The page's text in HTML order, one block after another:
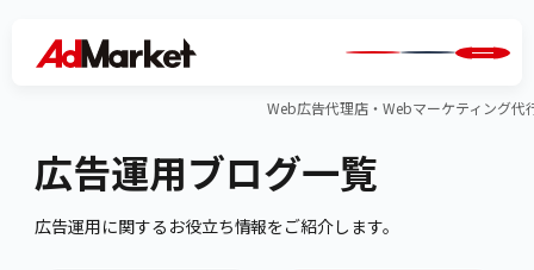
Web広告代理店・Webマーケティング代
広告運用ブログ一覧
広告運用に関するお役立ち情報をご紹介します。